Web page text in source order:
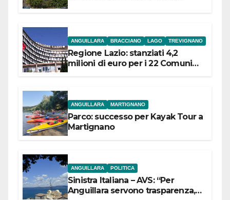
ANGUILLARA BRACCIANO LAGO TREVIGNANO
Regione Lazio: stanziati 4,2
milioni di euro per i 22 Comuni
ANGUILLARA MARTIGNANO
Parco: successo per Kayak Tour a
Martignano
ANGUILLARA POLITICA
Sinistra Italiana – AVS: “Per
Anguillara servono trasparenza,